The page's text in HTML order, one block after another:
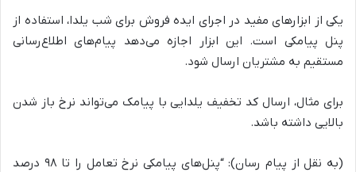
یکی از ابزارهای مفید در اجرای ایده فروش برای شب یلدا، استفاده از
پنل پیامکی است. این ابزار اجازه می‌دهد پیام‌های اطلاع‌رسانی
مستقیم به مشتریان ارسال شود.
برای مثال، ارسال کد تخفیف یلدایی با پیامک می‌تواند نرخ باز شدن
بالایی داشته باشد.
(به نقل از پیام رسان): “پنل‌های پیامکی نرخ تعامل را تا ۹۸ درصد